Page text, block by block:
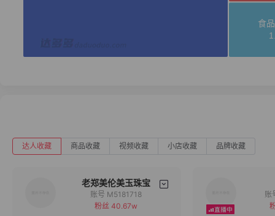
达人收藏 商品收藏 视频收藏 小店收藏 品牌收藏
老郑美伦美玉珠宝
备注
账号 M5181718
粉丝 40.67w